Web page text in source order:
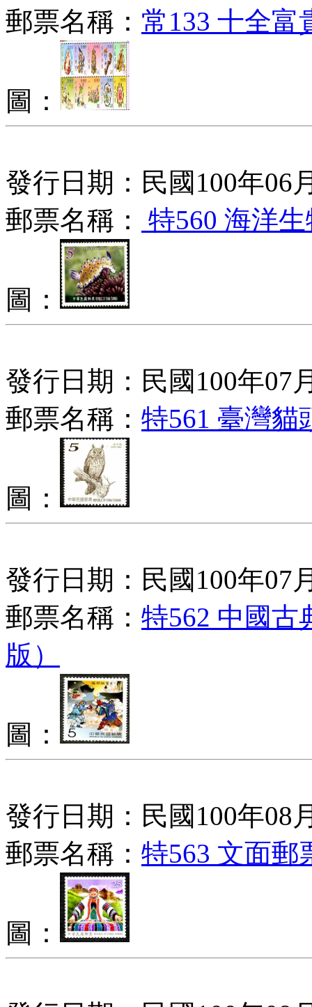
郵票名稱： 常133 十全富
圖：
發行日期：民國100年06
郵票名稱：
特560 海洋
圖：
發行日期：民國100年07
郵票名稱： 特561 臺灣貓
圖：
發行日期：民國100年07
郵票名稱： 特562 中國古
版）
圖：
發行日期：民國100年08
郵票名稱： 特563 文面郵
圖：